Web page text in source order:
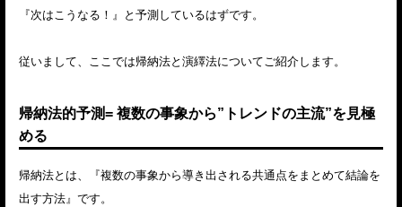
『次はこうなる！』と予測しているはずです。
従いまして、ここでは帰納法と演繹法についてご紹介します。
帰納法的予測= 複数の事象から”トレンドの主流”を見極
める
帰納法とは、『複数の事象から導き出される共通点をまとめて結論を
出す方法』です。